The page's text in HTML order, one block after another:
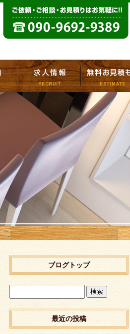
ブログトップ
最近の投稿